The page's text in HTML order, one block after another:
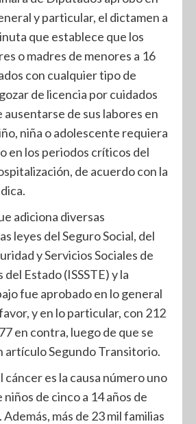
y particular, el dictamen a
que establece que los
o madres de menores a 16
con cualquier tipo de
de licencia por cuidados
ausentarse de sus labores en
niña o adolescente requiera
en los periodos críticos del
de acuerdo con la
adiciona diversas
leyes del Seguro Social, del
y Servicios Sociales de
Estado (ISSSTE) y la
fue aprobado en lo general
y en lo particular, con 212
en contra, luego de que se
artículo Segundo Transitorio.
cáncer es la causa número uno
de cinco a 14 años de
más de 23 mil familias